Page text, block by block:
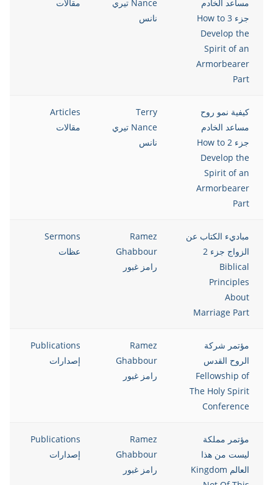
مساعد الخادم
جزء 3 How to
Develop the
Spirit of an
Armorbearer
Part
Nance تيري
نانس
مقالات
كيفية نمو روح
مساعد الخادم
جزء 2 How to
Develop the
Spirit of an
Armorbearer
Part
Terry
Nance تيري
نانس
Articles
مقالات
مباديء الكتاب عن
الزواج جزء 2
Biblical
Principles
About
Marriage Part
Ramez
Ghabbour
رامز غبور
Sermons
عظات
مؤتمر شركة
الروح القدس
Fellowship of
The Holy Spirit
Conference
Ramez
Ghabbour
رامز غبور
Publications
إصدارات
مؤتمر مملكة
ليست من هذا
العالم Kingdom
Ramez
Ghabbour
رامز غبور
Publications
إصدارات